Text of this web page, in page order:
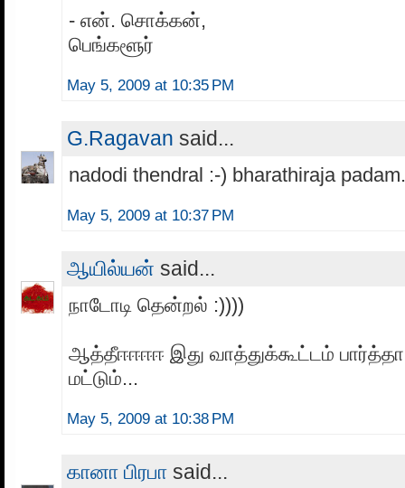
- என். சொக்கன்,
பெங்களூர்
May 5, 2009 at 10:35 PM
G.Ragavan said...
nadodi thendral :-) bharathiraja padam.
May 5, 2009 at 10:37 PM
ஆயில்யன் said...
நாடோடி தென்றல் :))))
ஆத்தீஈஈஈஈ இது வாத்துக்கூட்டம்
மட்டும்...
May 5, 2009 at 10:38 PM
கானா பிரபா said...